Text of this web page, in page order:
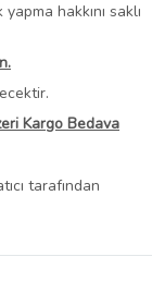
hakkını saklı
Kargo Bedava
tarafından